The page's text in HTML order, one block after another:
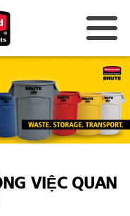
VIỆC QUAN